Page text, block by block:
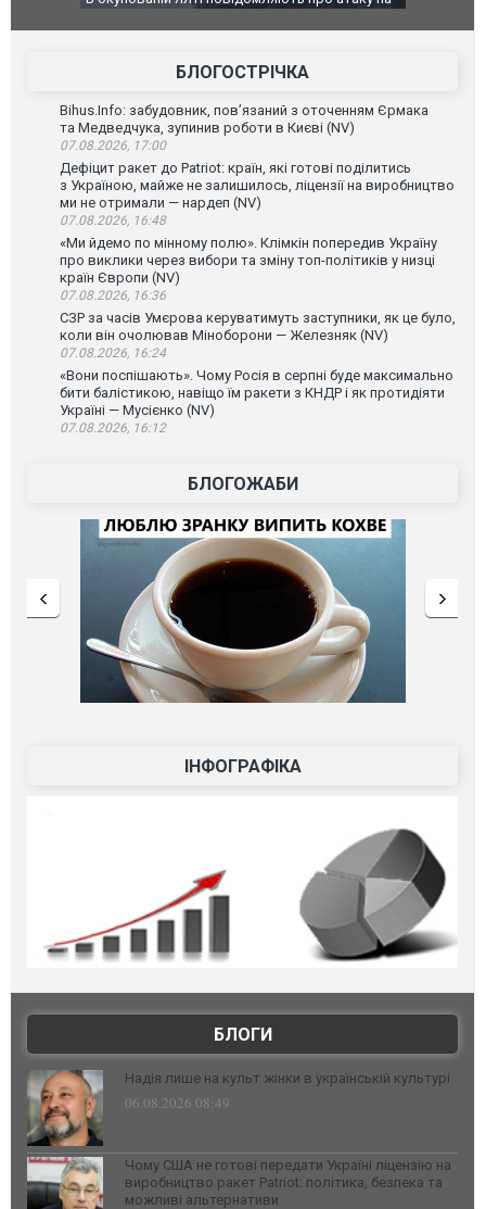
Єкатеринбурзі після атаки дронів загорівся
склад Wildberries. ФОТО. ВІДЕО
БЛОГОСТРІЧКА
Bihus.Info: забудовник, пов’язаний з оточенням Єрмака
та Медведчука, зупинив роботи в Києві (NV)
07.08.2026, 17:00
Дефіцит ракет до Patriot: країн, які готові поділитись
з Україною, майже не залишилось, ліцензії на виробництво
ми не отримали — нардеп (NV)
07.08.2026, 16:48
«Ми йдемо по мінному полю». Клімкін попередив Україну
про виклики через вибори та зміну топ-політиків у низці
країн Європи (NV)
07.08.2026, 16:36
СЗР за часів Умєрова керуватимуть заступники, як це було,
коли він очолював Міноборони — Железняк (NV)
07.08.2026, 16:24
«Вони поспішають». Чому Росія в серпні буде максимально
бити балістикою, навіщо їм ракети з КНДР і як протидіяти
Україні — Мусієнко (NV)
07.08.2026, 16:12
БЛОГОЖАБИ
ІНФОГРАФІКА
БЛОГИ
Надія лише на культ жінки в українській культурі
06.08.2026 08:49
Чому США не готові передати Україні ліцензію на
виробництво ракет Patriot: політика, безпека та
можливі альтернативи